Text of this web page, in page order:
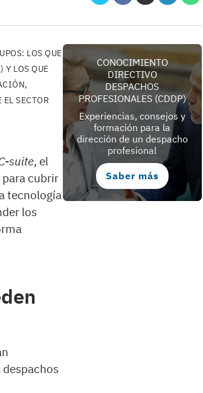
LOS QUE
LOS QUE
SECTOR
suite, el
para cubrir
tecnología
los
CONOCIMIENTO
DIRECTIVO
DESPACHOS
PROFESIONALES (CDDP)
Experiencias, consejos y
formación para la
dirección de un despacho
profesional
Saber más